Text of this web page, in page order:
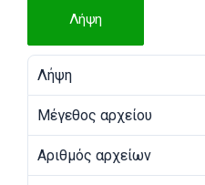
Λήψη
Λήψη
Μέγεθος αρχείου
Αριθμός αρχείων